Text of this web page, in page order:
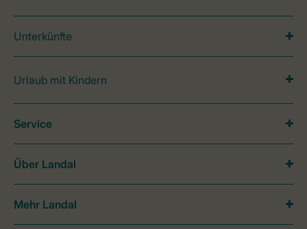
Unterkünfte
Urlaub mit Kindern
Service
Über Landal
Mehr Landal